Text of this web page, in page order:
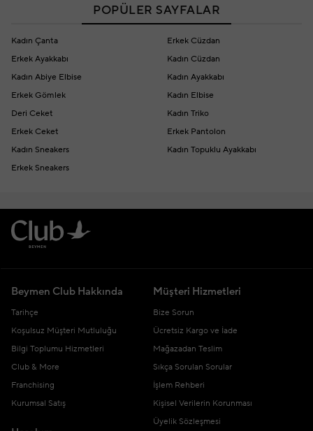
POPÜLER SAYFALAR
Kadın Çanta
Erkek Cüzdan
Erkek Ayakkabı
Kadın Cüzdan
Kadın Abiye Elbise
Kadın Ayakkabı
Erkek Gömlek
Kadın Elbise
Deri Ceket
Kadın Triko
Erkek Ceket
Erkek Pantolon
Kadın Sneakers
Kadın Topuklu Ayakkabı
Erkek Sneakers
Beymen Club Hakkında
Tarihçe
Koşulsuz Müşteri Mutluluğu
Bilgi Toplumu Hizmetleri
Club & More
Franchising
Kurumsal Satış
Müşteri Hizmetleri
Bize Sorun
Ücretsiz Kargo ve İade
Mağazadan Teslim
Sıkça Sorulan Sorular
İşlem Rehberi
Kişisel Verilerin Korunması
Üyelik Sözleşmesi